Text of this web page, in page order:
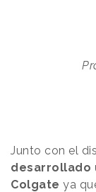
Junto con el
desarrollado
Colgate ya